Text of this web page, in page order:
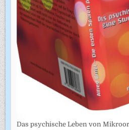
Das psychische Leben von